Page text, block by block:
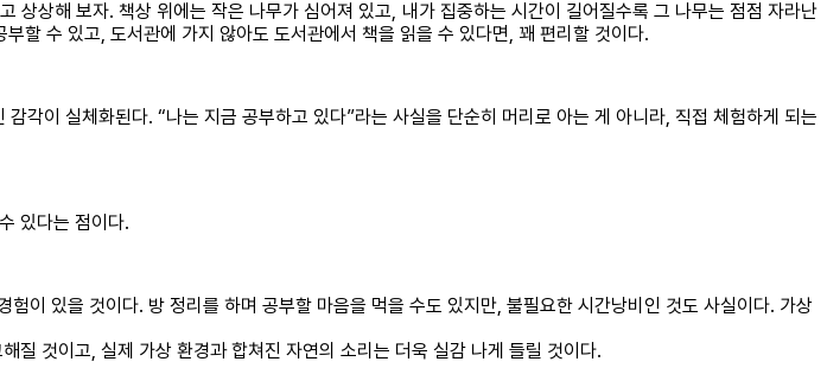
상해 보자. 책상 위에는 작은 나무가 심어져 있고, 내가 집중하는 시간이 길어질수록 그 나무는 점점 자라난
할 수 있고, 도서관에 가지 않아도 도서관에서 책을 읽을 수 있다면, 꽤 편리할 것이다.
각이 실체화된다. “나는 지금 공부하고 있다”라는 사실을 단순히 머리로 아는 게 아니라, 직접 체험하게 되는
있다는 점이다.
이 있을 것이다. 방 정리를 하며 공부할 마음을 먹을 수도 있지만, 불필요한 시간낭비인 것도 사실이다. 가상
질 것이고, 실제 가상 환경과 합쳐진 자연의 소리는 더욱 실감 나게 들릴 것이다.